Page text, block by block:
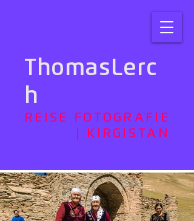
ThomasLerc
h
REISE FOTOGRAFIE
| KIRGISTAN